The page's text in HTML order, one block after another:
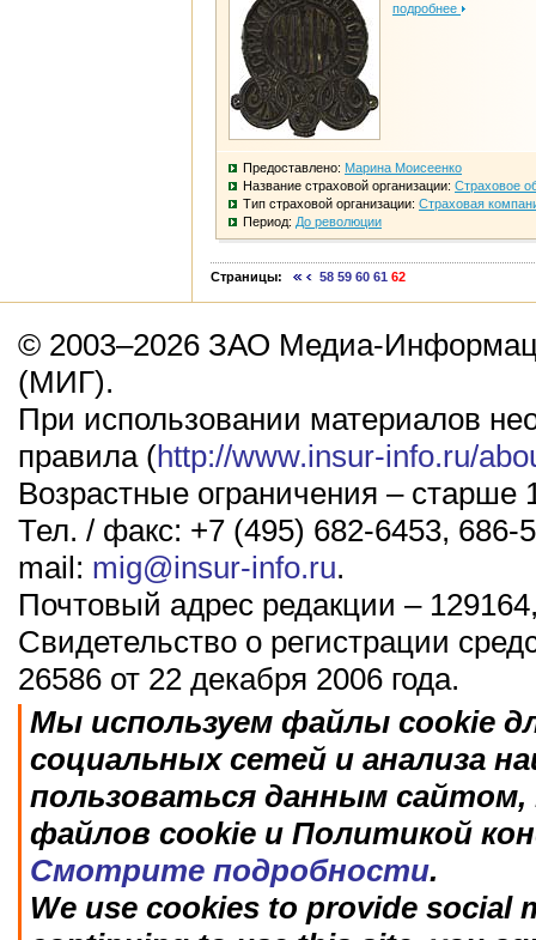
подробнее
Предоставлено: Марина Моисеенко
Название страховой организации: Страховое
Тип страховой организации: Страховая
Период: До революции
Страницы: 58 59 60 61 62
© 2003–2026 ЗАО Медиа-
(МИГ).
При использовании материалов
правила (http://www.insur-info.ru/
Возрастные ограничения – старше
Тел. / факс: +7 (495) 682-6453, 686-
mail: mig@insur-info.ru.
Почтовый адрес редакции –
Свидетельство о регистрации
26586 от 22 декабря 2006 года.
Мы используем файлы cookie
социальных сетей и анализа
пользоваться данным
файлов cookie и Политикой
Смотрите подробности.
We use cookies to provide social